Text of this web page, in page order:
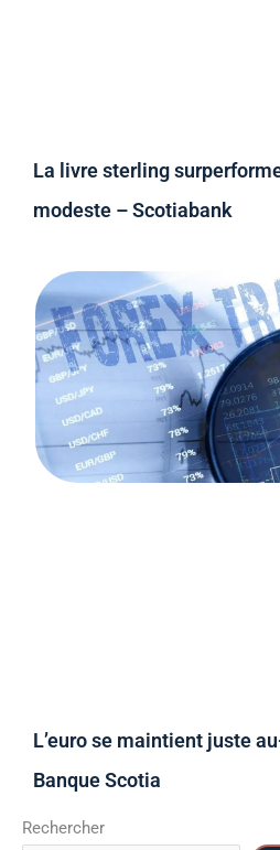
La livre sterling
modeste – Scotiabank
L’euro se maintient juste
Banque Scotia
Rechercher